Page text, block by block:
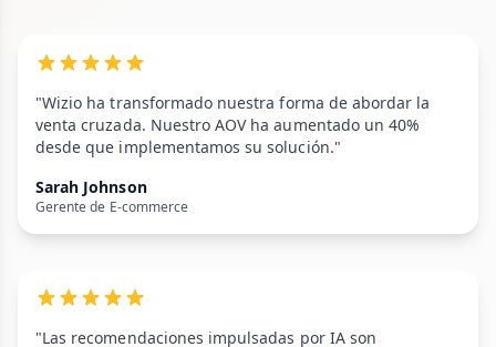
"Wizio ha transformado nuestra forma de abordar la
venta cruzada. Nuestro AOV ha aumentado un 40%
desde que implementamos su solución."
Sarah Johnson
Gerente de E-commerce
"Las recomendaciones impulsadas por IA son